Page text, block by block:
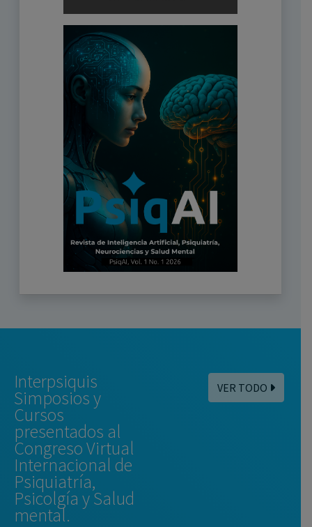
Interpsiquis
Simposios y
Cursos
presentados al
Congreso Virtual
Internacional de
Psiquiatría,
Psicolgía y Salud
mental.
VER TODO